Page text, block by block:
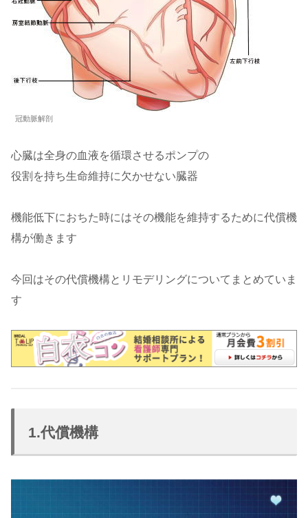
冠動脈解剖
心臓は全身の血液を循環させるポンプの
役割を持ち生命維持に欠かせない臓器
機能低下におちた時にはその機能を維持するために代償機
構が働きます
今回はその代償機構とリモデリングについてまとめていま
す
1.代償機構